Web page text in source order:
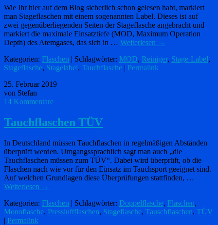
Wie Ihr hier auf dem Blog sicherlich schon gelesen habt, markiert
man Stageflaschen mit einem sogenannten Label. Dieses ist auf
zwei gegenüberliegenden Seiten der Stageflasche angebracht und
markiert die maximale Einsatztiefe (MOD, Maximum Operation
Depth) des Atemgases, das sich in … Weiterlesen →
Kategorien: Flaschen | Schlagwörter: MOD, Reiniger, Stage-Label,
Stageflasche, Stagelabel, Tauchflasche | Permalink
25. Februar 2019
von Stefan
14 Kommentare
Tauchflaschen TÜV
In Deutschland müssen Tauchflaschen in regelmäßigen Abständen
überprüft werden. Umgangssprachlich sagt man auch „die
Tauchflaschen müssen zum TÜV“. Dabei wird überprüft, ob die
Flaschen nach wie vor für den Einsatz im Tauchsport geeignet sind.
Auf welchen Grundlagen diese Überprüfungen stattfinden, …
Weiterlesen →
Kategorien: Flaschen | Schlagwörter: Doppelflasche, Flaschen,
Monoflasche, Pressluftflaschen, Stageflasche, Tauschflaschen, TÜV
| Permalink